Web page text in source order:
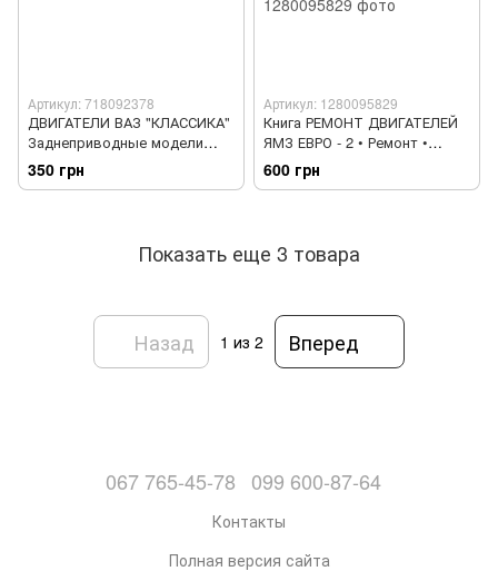
Артикул: 718092378
ДВИГАТЕЛИ ВАЗ "КЛАССИКА"
Заднеприводные модели
Ремонт в дороге Ремонт в
гараже
350 грн
Артикул: 1280095829
Книга РЕМОНТ ДВИГАТЕЛЕЙ
ЯМЗ ЕВРО - 2 • Ремонт •
Конструкция • Принцип
действия ПРАКТИЧЕСКОЕ
600 грн
Показать еще 3 товара
Назад 1 из 2 Вперед
067 765-45-78 099 600-87-64
Контакты
Полная версия сайта